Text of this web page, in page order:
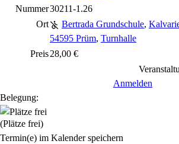
Nummer30211-1.26
Ort
Bertrada Grundschule,
54595 Prüm, Turnhalle
Preis28,00 €
Anmelden
Belegung:
(Plätze frei)
Termin(e) im Kalender speichern